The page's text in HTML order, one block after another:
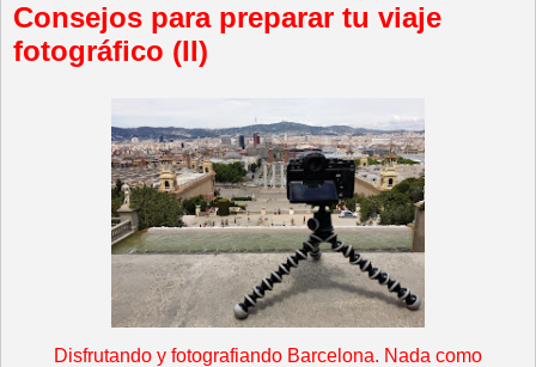
Consejos para preparar tu viaje
fotográfico (II)
Disfrutando y fotografiando Barcelona. Nada como